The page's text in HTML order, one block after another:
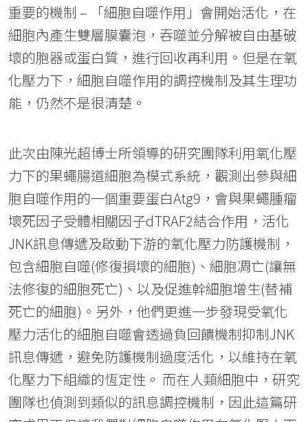
重要的機制 – 「細胞自噬作用」會開始活化，在
細胞內產生雙層膜囊泡，吞噬並分解被自由基破
壞的胞器或蛋白質，進行回收再利用。但是在氧
化壓力下，細胞自噬作用的調控機制及其生理功
能，仍然不是很清楚。
此次由陳光超博士所領導的研究團隊利用氧化壓
力下的果蠅腸道細胞為模式系統，觀測出參與細
胞自噬作用的一個重要蛋白Atg9，會與果蠅腫瘤
壞死因子受體相關因子dTRAF2結合作用，活化
JNK訊息傳遞及啟動下游的氧化壓力防護機制，
包含細胞自噬(修復損壞的細胞)、細胞凋亡(讓無
法修復的細胞死亡)、以及促進幹細胞增生(替補
死亡的細胞)。另外，他們更進一步發現受氧化
壓力活化的細胞自噬會透過負回饋機制抑制JNK
訊息傳遞，避免防護機制過度活化，以維持在氧
化壓力下組織的恆定性。 而在人類細胞中，研究
團隊也偵測到類似的訊息調控機制，因此這篇研